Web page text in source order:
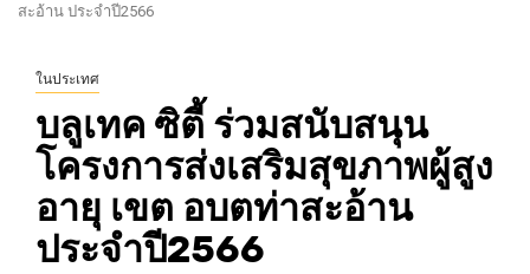
สะอ้าน ประจำปี2566
ในประเทศ
บลูเทค ซิตี้ ร่วมสนับสนุน
โครงการส่งเสริมสุขภาพผู้สูง
อายุ เขต อบตท่าสะอ้าน
ประจำปี2566